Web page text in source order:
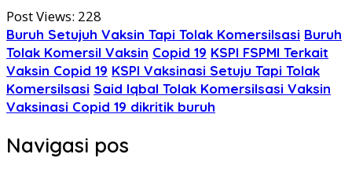
Post Views: 228
Buruh Setujuh Vaksin Tapi Tolak Komersilsasi Buruh
Tolak Komersil Vaksin Copid 19 KSPI FSPMI Terkait
Vaksin Copid 19 KSPI Vaksinasi Setuju Tapi Tolak
Komersilsasi Said Iqbal Tolak Komersilsasi Vaksin
Vaksinasi Copid 19 dikritik buruh
Navigasi pos